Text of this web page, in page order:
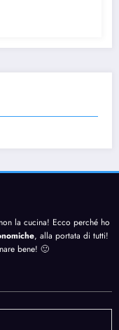
la cucina! Ecco perché ho
, alla portata di tutti!
bene! 🙂